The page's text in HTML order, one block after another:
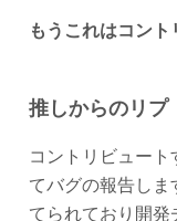
もうこれはコン
推しからのリプ
コントリビュー
てバグの報告し
てられており開発